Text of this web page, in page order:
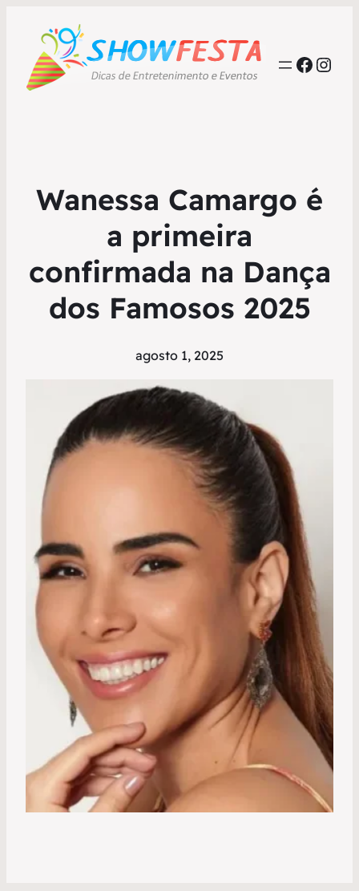
Wanessa Camargo é
a primeira
confirmada na Dança
dos Famosos 2025
agosto 1, 2025